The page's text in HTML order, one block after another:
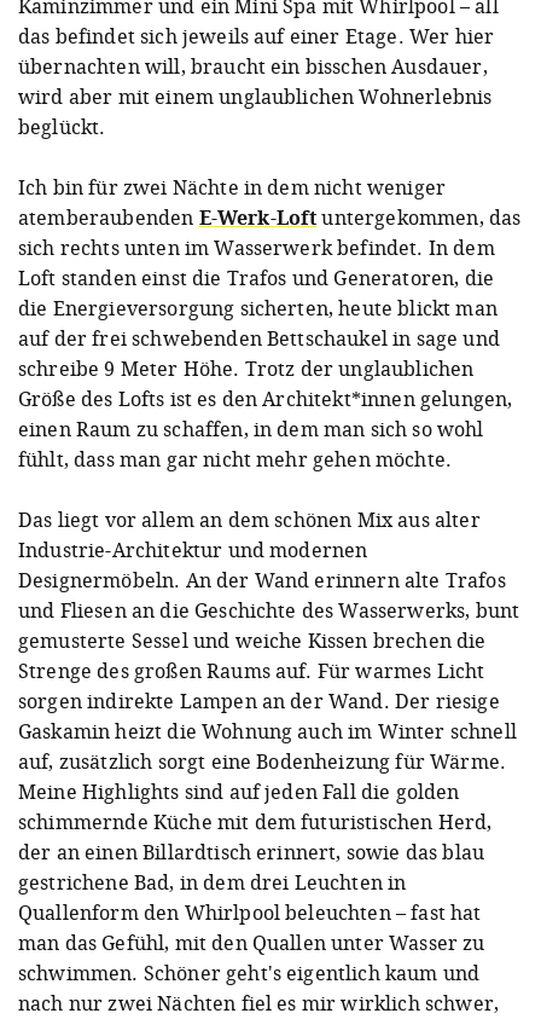
Kaminzimmer und ein Mini Spa mit Whirlpool – all
das befindet sich jeweils auf einer Etage. Wer hier
übernachten will, braucht ein bisschen Ausdauer,
wird aber mit einem unglaublichen Wohnerlebnis
beglückt.
Ich bin für zwei Nächte in dem nicht weniger
atemberaubenden E-Werk-Loftuntergekommen, das
sich rechts unten im Wasserwerk befindet. In dem
Loft standen einst die Trafos und Generatoren, die
die Energieversorgung sicherten, heute blickt man
auf der frei schwebenden Bettschaukel in sage und
schreibe 9 Meter Höhe. Trotz der unglaublichen
Größe des Lofts ist es den Architekt*innen gelungen,
einen Raum zu schaffen, in dem man sich so wohl
fühlt, dass man gar nicht mehr gehen möchte.
Das liegt vor allem an dem schönen Mix aus alter
Industrie-Architektur und modernen
Designermöbeln. An der Wand erinnern alte Trafos
und Fliesen an die Geschichte des Wasserwerks, bunt
gemusterte Sessel und weiche Kissen brechen die
Strenge des großen Raums auf. Für warmes Licht
sorgen indirekte Lampen an der Wand. Der riesige
Gaskamin heizt die Wohnung auch im Winter schnell
auf, zusätzlich sorgt eine Bodenheizung für Wärme.
Meine Highlights sind auf jeden Fall die golden
schimmernde Küche mit dem futuristischen Herd,
der an einen Billardtisch erinnert, sowie das blau
gestrichene Bad, in dem drei Leuchten in
Quallenform den Whirlpool beleuchten – fast hat
man das Gefühl, mit den Quallen unter Wasser zu
schwimmen. Schöner geht's eigentlich kaum und
nach nur zwei Nächten fiel es mir wirklich schwer,